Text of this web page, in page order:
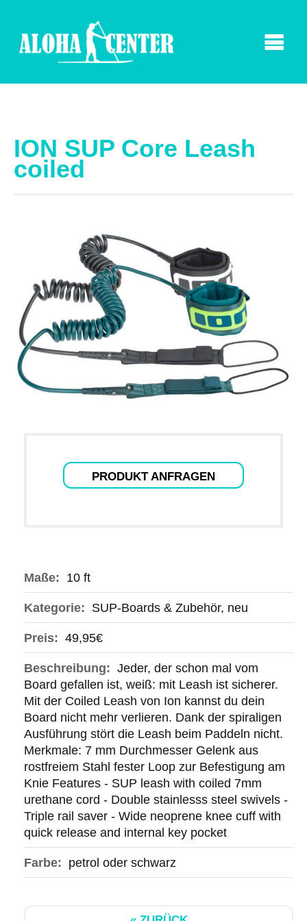
ION SUP Core Leash
coiled
PRODUKT ANFRAGEN
Maße: 10 ft
Kategorie: SUP-Boards & Zubehör, neu
Preis: 49,95€
Beschreibung: Jeder, der schon mal vom
Board gefallen ist, weiß: mit Leash ist sicherer.
Mit der Coiled Leash von Ion kannst du dein
Board nicht mehr verlieren. Dank der spiraligen
Ausführung stört die Leash beim Paddeln nicht.
Merkmale: 7 mm Durchmesser Gelenk aus
rostfreiem Stahl fester Loop zur Befestigung am
Knie Features - SUP leash with coiled 7mm
urethane cord - Double stainlesss steel swivels -
Triple rail saver - Wide neoprene knee cuff with
quick release and internal key pocket
Farbe: petrol oder schwarz